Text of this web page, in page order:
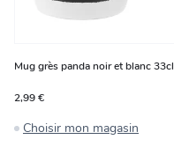
Mug grès panda noir et blanc 33cl
2,99 €
Choisir mon magasin